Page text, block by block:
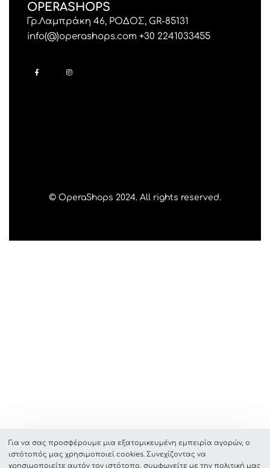
OPERASHOPS
Γρ.Λαμπράκη 46, ΡΟΔΟΣ, GR-85131
info(@)operashops.com +30 2241033455
© OperaShops 2024. All rights reserved.
Για να σας προσφέρουμε μια εξατομικευμένη εμπειρία αγορών, ο
ιστότοπός μας χρησιμοποιεί cookies. Συνεχίζοντας να
χρησιμοποιείτε αυτόν τον ιστότοπο, συμφωνείτε με την πολιτική μας